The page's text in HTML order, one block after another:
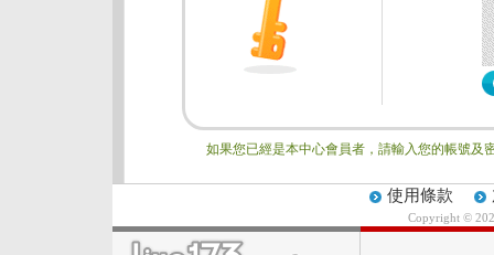
如果您已經是本中心會員者，請輸入您的帳號及
使用條款
Copyright ©